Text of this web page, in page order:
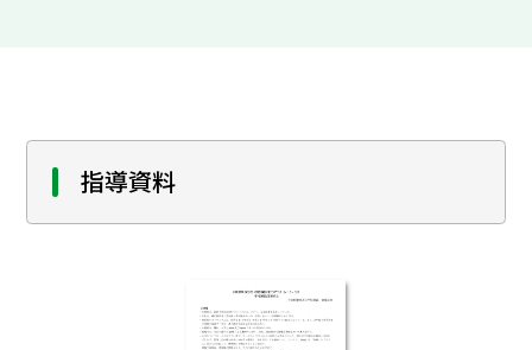
指導資料